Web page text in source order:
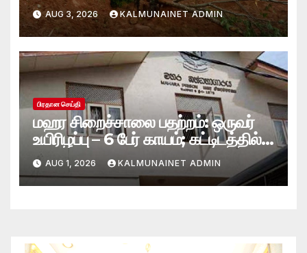
மாயம்
AUG 3, 2026 KALMUNAINET ADMIN
பிரதான செய்தி
மஹர சிறைச்சாலை பதற்றம்: ஒருவர்
உயிரிழப்பு – 6 பேர் காயம்; கட்டிடத்தில்
பாரிய தீ
AUG 1, 2026 KALMUNAINET ADMIN